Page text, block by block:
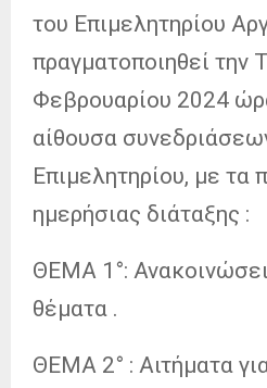
του Επιμελητηρίου
πραγματοποιηθεί την
Φεβρουαρίου 2024
αίθουσα
Επιμελητηρίου, με
ημερήσιας διάταξης :
ΘΕΜΑ 1°:
θέματα .
ΘΕΜΑ 2° : Αιτήματα